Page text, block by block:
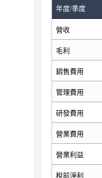
年度/季度
2024-Q2
營收
毛利
銷售費用
管理費用
研發費用
營業費用
營業利益
稅前淨利
2,268,725
138,603
73,023
89,142
79,399
219,227
-80,624
-67,350